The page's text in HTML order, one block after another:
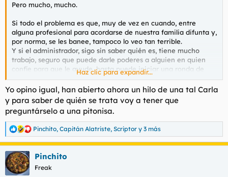
Pero mucho, mucho.
Si todo el problema es que, muy de vez en cuando, entre
alguna profesional para acordarse de nuestra familia difunta y,
por norma, se les banee, tampoco lo veo tan terrible.
Y si el administrador, sigo sin saber quién es, tiene mucho
trabajo, seguro que puede darle poderes a alguien en quien
confíe para que le ayude. hasta puede iniciar una ronda de
entrevistas.
Haz clic para expandir...
Yo opino igual, han abierto ahora un hilo de una tal Carla
y para saber de quién se trata voy a tener que
preguntárselo a una pitonisa.
R
e
a
c
c
i
Pinchito, Capitán Alatriste, Scriptor y 3 más
Pinchito
Freak